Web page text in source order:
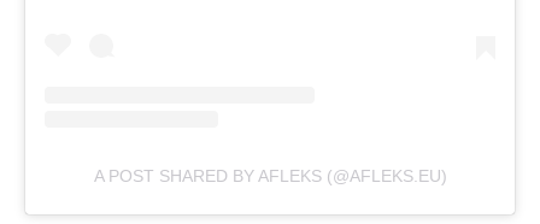
A POST SHARED BY AFLEKS (@AFLEKS.EU)